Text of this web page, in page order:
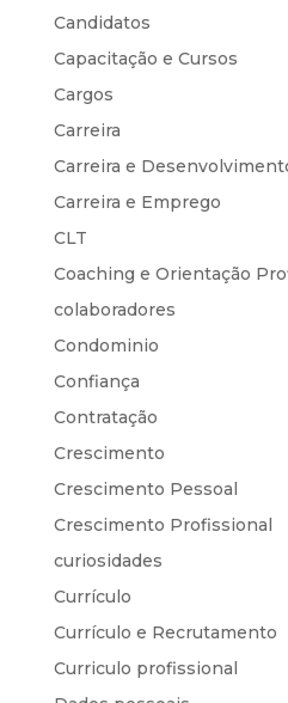
Candidatos
Capacitação e Cursos
Cargos
Carreira
Carreira e
Carreira e Emprego
CLT
Coaching e Orientação
colaboradores
Condominio
Confiança
Contratação
Crescimento
Crescimento Pessoal
Crescimento Profissional
curiosidades
Currículo
Currículo e Recrutamento
Curriculo profissional